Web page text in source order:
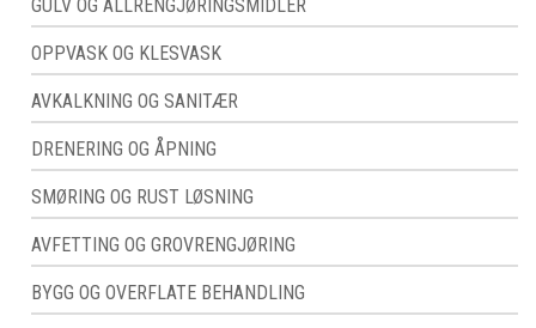
GULV OG ALLRENGJØRINGSMIDLER
OPPVASK OG KLESVASK
AVKALKNING OG SANITÆR
DRENERING OG ÅPNING
SMØRING OG RUST LØSNING
AVFETTING OG GROVRENGJØRING
BYGG OG OVERFLATE BEHANDLING